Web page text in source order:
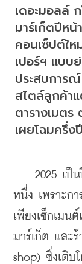
เดอะมอลล์
มาร์เก็ตปีห
คอนเซ็ปต์ให
เปอร์ฯ แบบ
ประสบการ
สไตล์ลูกค้า
ตารางเมตร
เผยโฉมครึ่
2025 เป็น
หนึ่ง เพราะก
เพียงเซ็กเมน
มาร์เก็ต และ
shop) ซึ่งเติบ